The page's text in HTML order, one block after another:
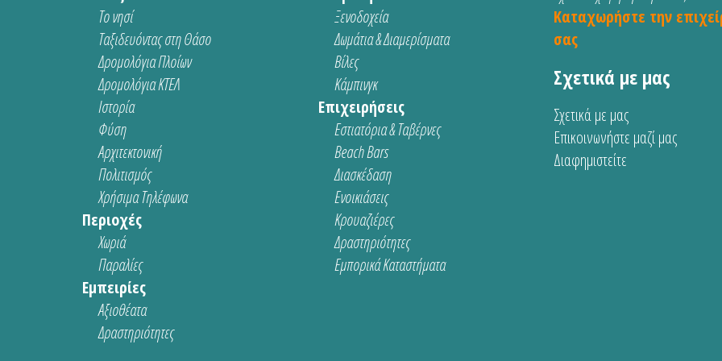
Το νησί
Ταξιδευόντας στη Θάσο
Δρομολόγια Πλοίων
Δρομολόγια ΚΤΕΛ
Ιστορία
Φύση
Αρχιτεκτονική
Πολιτισμός
Χρήσιμα Τηλέφωνα
Περιοχές
Χωριά
Παραλίες
Εμπειρίες
Αξιοθέατα
Δραστηριότητες
Ξενοδοχεία
Δωμάτια & Διαμερίσματα
Βίλες
Κάμπινγκ
Επιχειρήσεις
Εστιατόρια & Ταβέρνες
Beach Bars
Διασκέδαση
Ενοικιάσεις
Κρουαζιέρες
Δραστηριότητες
Εμπορικά Καταστήματα
Καταχωρήστε την
σας
Σχετικά με μας
Σχετικά με μας
Επικοινωνήστε μαζί μας
Διαφημιστείτε